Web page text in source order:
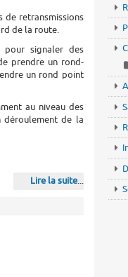
de retransmissions
de la route.
pour signaler des
prendre un rond-
un rond point
au niveau des
déroulement de la
Lire la suite...